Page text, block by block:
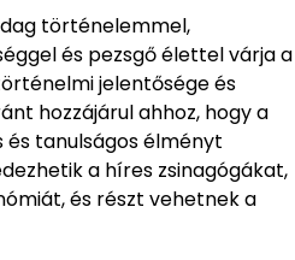
történelemmel,
és pezsgő élettel várja a
jelentősége és
hozzájárul ahhoz, hogy a
tanulságos élményt
a híres zsinagógákat,
és részt vehetnek a